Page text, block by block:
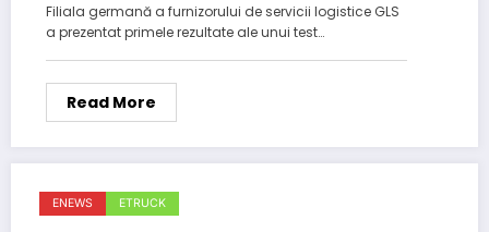
Filiala germană a furnizorului de servicii logistice GLS
a prezentat primele rezultate ale unui test…
Read More
ENEWS ETRUCK